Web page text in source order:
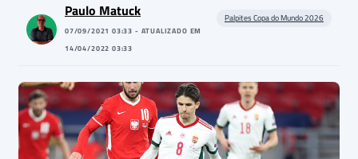
Paulo Matuck
07/09/2021 03:33 - ATUALIZADO EM
14/04/2022 03:33
Palpites Copa do Mundo 2026